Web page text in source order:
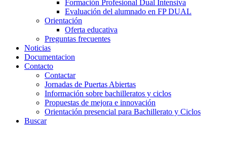
Formación Profesional Dual Intensiva
Evaluación del alumnado en FP DUAL
Orientación
Oferta educativa
Preguntas frecuentes
Noticias
Documentacion
Contacto
Contactar
Jornadas de Puertas Abiertas
Información sobre bachilleratos y ciclos
Propuestas de mejora e innovación
Orientación presencial para Bachillerato y Ciclos
Buscar